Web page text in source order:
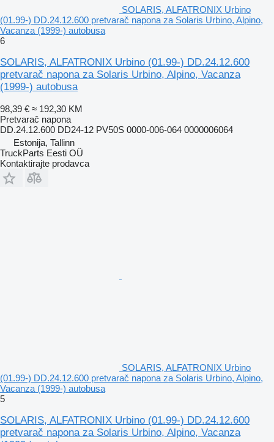
SOLARIS, ALFATRONIX Urbino
(01.99-) DD.24.12.600 pretvarač napona za Solaris Urbino, Alpino,
Vacanza (1999-) autobusa
6
SOLARIS, ALFATRONIX Urbino (01.99-) DD.24.12.600
pretvarač napona za Solaris Urbino, Alpino, Vacanza
(1999-) autobusa
98,39 € ≈ 192,30 KM
Pretvarač napona
DD.24.12.600 DD24-12 PV50S 0000-006-064 0000006064
Estonija, Tallinn
TruckParts Eesti OÜ
Kontaktirajte prodavca
SOLARIS, ALFATRONIX Urbino
(01.99-) DD.24.12.600 pretvarač napona za Solaris Urbino, Alpino,
Vacanza (1999-) autobusa
5
SOLARIS, ALFATRONIX Urbino (01.99-) DD.24.12.600
pretvarač napona za Solaris Urbino, Alpino, Vacanza